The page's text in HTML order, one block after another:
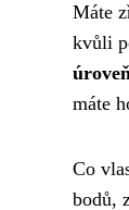
Máte
kvůli
máte
Co
bodů,